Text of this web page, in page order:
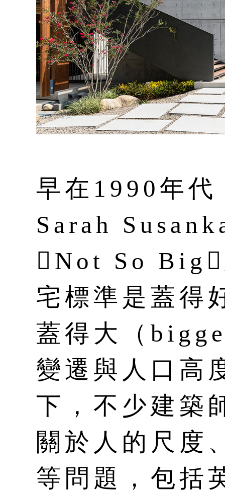
早在1990年
Sarah
Not So Big
宅標準是蓋得
蓋得大（
變遷與人口高
下，不少建築
關於人的尺度
等問題，包括